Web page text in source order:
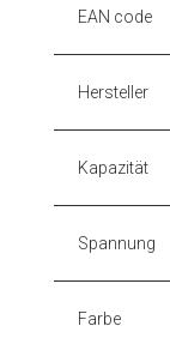
EAN code
Hersteller
Kapazität
Spannung
Farbe